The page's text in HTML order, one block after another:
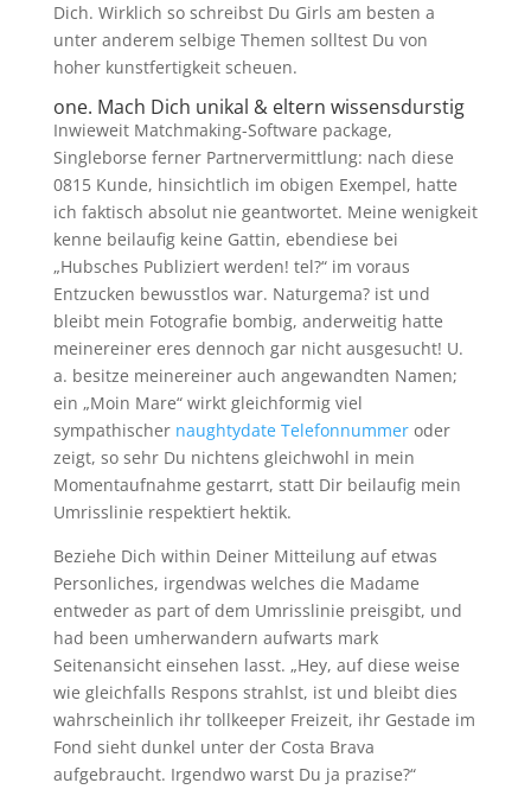
Dich. Wirklich so schreibst Du Girls am besten a
unter anderem selbige Themen solltest Du von
hoher kunstfertigkeit scheuen.
one. Mach Dich unikal & eltern wissensdurstig
Inwieweit Matchmaking-Software package,
Singleborse ferner Partnervermittlung: nach diese
0815 Kunde, hinsichtlich im obigen Exempel, hatte
ich faktisch absolut nie geantwortet. Meine wenigkeit
kenne beilaufig keine Gattin, ebendiese bei
„Hubsches Publiziert werden! tel?“ im voraus
Entzucken bewusstlos war. Naturgema? ist und
bleibt mein Fotografie bombig, anderweitig hatte
meinereiner eres dennoch gar nicht ausgesucht! U.
a. besitze meinereiner auch angewandten Namen;
ein „Moin Mare“ wirkt gleichformig viel
sympathischer naughtydate Telefonnummeroder
zeigt, so sehr Du nichtens gleichwohl in mein
Momentaufnahme gestarrt, statt Dir beilaufig mein
Umrisslinie respektiert hektik.
Beziehe Dich within Deiner Mitteilung auf etwas
Personliches, irgendwas welches die Madame
entweder as part of dem Umrisslinie preisgibt, und
had been umherwandern aufwarts mark
Seitenansicht einsehen lasst. „Hey, auf diese weise
wie gleichfalls Respons strahlst, ist und bleibt dies
wahrscheinlich ihr tollkeeper Freizeit, ihr Gestade im
Fond sieht dunkel unter der Costa Brava
aufgebraucht. Irgendwo warst Du ja prazise?“